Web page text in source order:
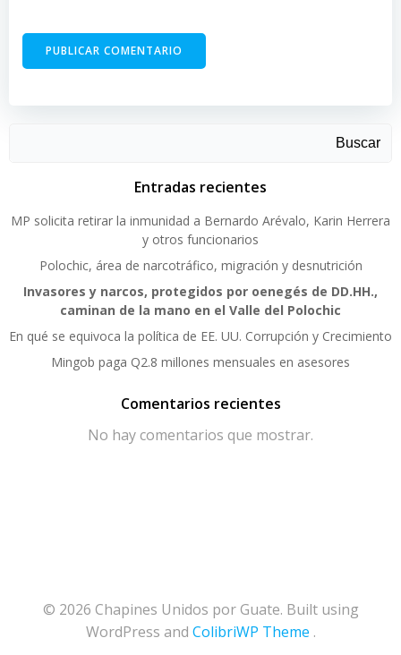
Buscar
Entradas recientes
MP solicita retirar la inmunidad a Bernardo Arévalo, Karin Herrera
y otros funcionarios
Polochic, área de narcotráfico, migración y desnutrición
Invasores y narcos, protegidos por oenegés de DD.HH.,
caminan de la mano en el Valle del Polochic
En qué se equivoca la política de EE. UU. Corrupción y Crecimiento
Mingob paga Q2.8 millones mensuales en asesores
Comentarios recientes
No hay comentarios que mostrar.
© 2026 Chapines Unidos por Guate. Built using
WordPress and ColibriWP Theme .